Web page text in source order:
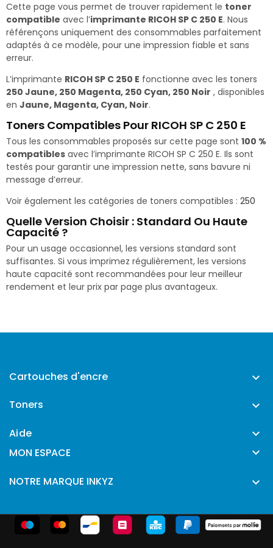
Cette page vous permet de trouver rapidement le toner
compatible avec l’imprimante RICOH SP C 250 E. Nous
référençons uniquement des consommables parfaitement
adaptés à ce modèle, pour une impression fiable et sans
erreur.
L’imprimante RICOH SP C 250 E fonctionne avec les toners
250 Jaune, 250 Magenta, 250 Cyan, 250 Noir , disponibles
en Jaune, Magenta, Cyan, Noir.
Toners Compatibles Pour RICOH SP C 250 E
Tous les consommables proposés sur cette page sont 100 %
compatibles avec l’imprimante RICOH SP C 250 E. Ils sont
testés pour garantir une impression nette, sans bavure ni
message d’erreur.
Voir également les catégories de toners compatibles : 250
Quelle Version Choisir : Standard Ou Haute
Capacité ?
Pour un usage occasionnel, les versions standard sont
suffisantes. Si vous imprimez régulièrement, les versions
haute capacité sont recommandées pour leur meilleur
rendement et leur prix par page plus avantageux.
Cartouches d'encre 
Toners 
Aide 
MON ESPACE 
NOTRE MARQUE INKYZ 